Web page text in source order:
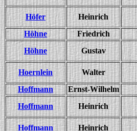
Höfer Heinrich
Höhne
Friedrich
Höhne
Gustav
Hoernlein Walter
Hoffmann
Ernst-Wilhelm
Hoffmann
Heinrich
Hoffmann Heinrich